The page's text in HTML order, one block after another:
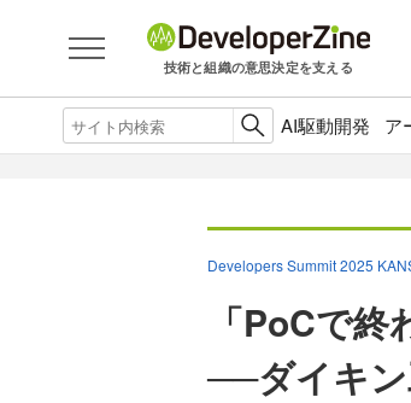
技術と組織の意思決定を支える
AI駆動開発 ア
Developers Summit 2025
「PoCで
──ダイキ